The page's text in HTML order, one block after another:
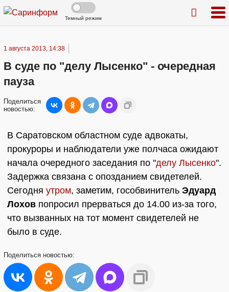
Темный режим
1 августа 2013, 14:38
В суде по "делу Лысенко" - очередная
пауза
Поделиться
новостью:
В Саратовском областном суде адвокаты,
прокуроры и наблюдатели уже полчаса ожидают
начала очередного заседания по "делу Лысенко".
Задержка связана с опозданием свидетелей.
Сегодня утром, заметим, гособвинитель Эдуард
Лохов попросил прерваться до 14.00 из-за того,
что вызванных на тот момент свидетелей не
было в суде.
Поделиться новостью: